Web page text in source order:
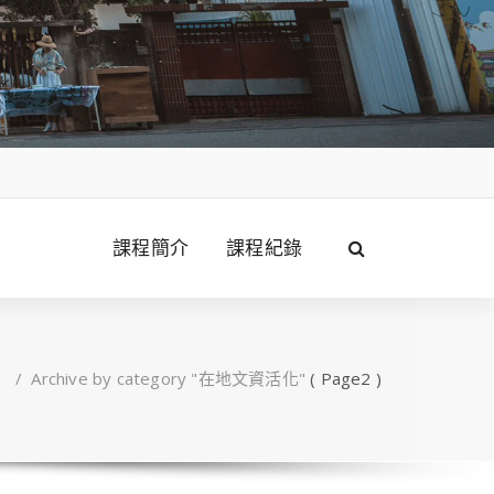
課程簡介 課程紀錄
/Archive by category "在地文資活化" ( Page2 )